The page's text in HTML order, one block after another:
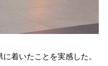
着いたことを実感した。